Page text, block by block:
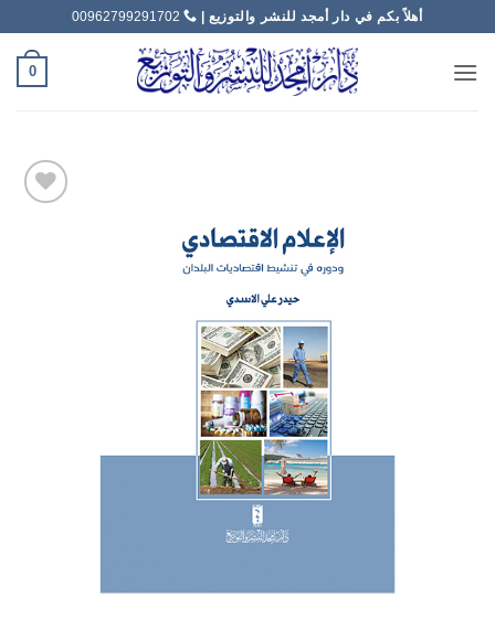
أهلاً بكم في دار أمجد للنشر والتوزيع | 00962799291702
0